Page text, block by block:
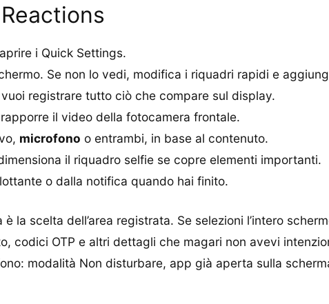
i Quick Settings.
Se non lo vedi, modifica i riquadri rapidi e
registrare tutto ciò che compare sul display.
il video della fotocamera frontale.
microfono o entrambi, in base al contenuto.
il riquadro selfie se copre elementi importanti.
o dalla notifica quando hai finito.
la scelta dell’area registrata. Se selezioni l’intero
codici OTP e altri dettagli che magari non avevi
modalità Non disturbare, app già aperta sulla